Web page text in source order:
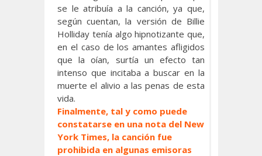
se le atribuía a la canción, ya que,
según cuentan, la versión de Billie
Holliday tenía algo hipnotizante que,
en el caso de los amantes afligidos
que la oían, surtía un efecto tan
intenso que incitaba a buscar en la
muerte el alivio a las penas de esta
vida.
Finalmente, tal y como puede
constatarse en una nota del New
York Times, la canción fue
prohibida en algunas emisoras